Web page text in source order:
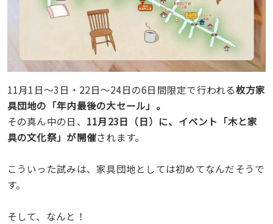
11月1日〜3日・22日〜24日の6日間限定で行われる枚方家
具団地の「年内最後の大セール」。
その真ん中の日、 11月23日（日）に、イベント「木と家
具の文化祭」が開催されます。
こういった試みは、家具団地としては初めてなんだそうで
す。
そして、なんと！